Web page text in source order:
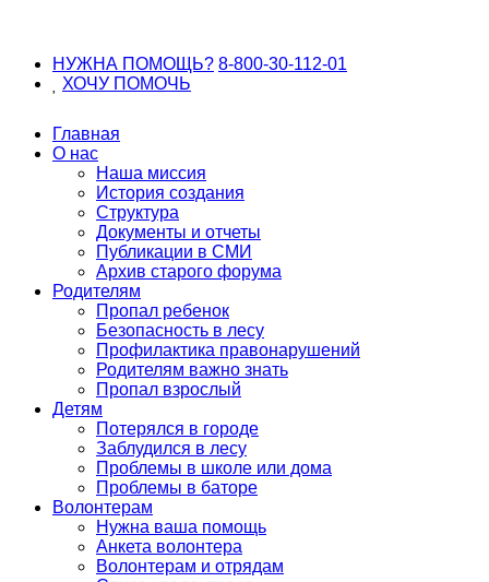
НУЖНА ПОМОЩЬ? 8-800-30-112-01
ХОЧУ ПОМОЧЬ
Главная
О нас
Наша миссия
История создания
Структура
Документы и отчеты
Публикации в СМИ
Архив старого форума
Родителям
Пропал ребенок
Безопасность в лесу
Профилактика правонарушений
Родителям важно знать
Пропал взрослый
Детям
Потерялся в городе
Заблудился в лесу
Проблемы в школе или дома
Проблемы в баторе
Волонтерам
Нужна ваша помощь
Анкета волонтера
Волонтерам и отрядам